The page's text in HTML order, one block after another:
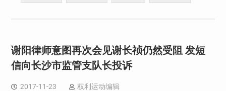
谢阳律师意图再次会见谢长祯仍然受阻 发短
信向长沙市监管支队长投诉
2017-11-23 权利运动编辑